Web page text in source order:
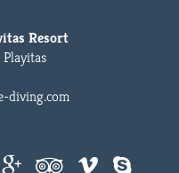
Resort
diving.com